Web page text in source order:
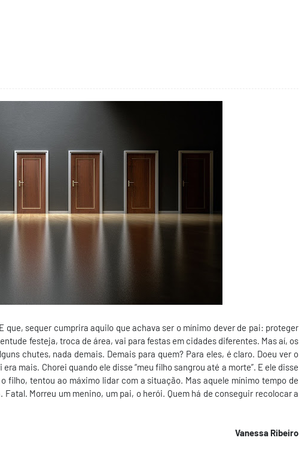
sequer cumprira aquilo que achava ser o mínimo dever de pai: proteger
festeja, troca de área, vai para festas em cidades diferentes. Mas aí, os
chutes, nada demais. Demais para quem? Para eles, é claro. Doeu ver o
era mais. Chorei quando ele disse “meu filho sangrou até a morte”. E ele disse
filho, tentou ao máximo lidar com a situação. Mas aquele mínimo tempo de
Morreu um menino, um pai, o herói. Quem há de conseguir recolocar a
Vanessa Ribeiro